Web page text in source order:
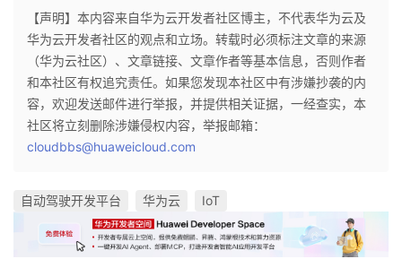
【声明】本内容来自华为云开发者社区博主，不代表华为云及
华为云开发者社区的观点和立场。转载时必须标注文章的来源
（华为云社区）、文章链接、文章作者等基本信息，否则作者
和本社区有权追究责任。如果您发现本社区中有涉嫌抄袭的内
容，欢迎发送邮件进行举报，并提供相关证据，一经查实，本
社区将立刻删除涉嫌侵权内容，举报邮箱：
cloudbbs@huaweicloud.com
自动驾驶开发平台 华为云 IoT